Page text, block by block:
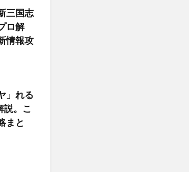
三国志
ロ解
情報攻
」れる
説。こ
まと